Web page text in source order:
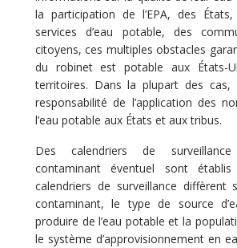
la participation de l’EPA, des
services d’eau potable, des
citoyens, ces multiples obstacles
du robinet est potable aux États-
territoires. Dans la plupart des cas,
responsabilité de l’application des
l’eau potable aux États et aux tribus.
Des calendriers de
contaminant éventuel sont établis
calendriers de surveillance diffèrent
contaminant, le type de source
produire de l’eau potable et la
le système d’approvisionnement en